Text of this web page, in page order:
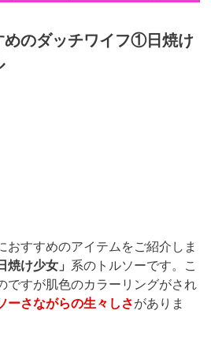
めのダッチワイフ①日焼け
おすすめのアイテムをご紹介しま
焼け少女」 系のトルソーです。こ
ですが肌色のカラーリングがされ
ーさながらの生々しさがありま